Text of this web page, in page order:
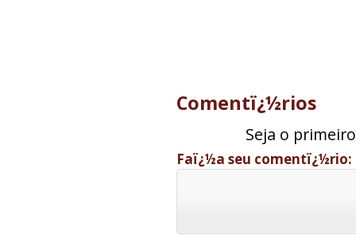
Comentï¿½rios
Seja o
Faï¿½a seu comentï¿½rio: